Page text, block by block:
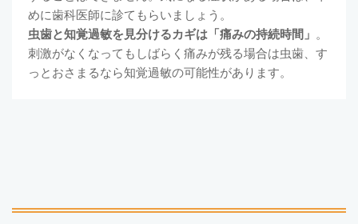
めに歯科医師に診てもらいましょう。
虫歯と知覚過敏を見分けるカギは「痛みの持続時間」
。
刺激がなくなってもしばらく痛みが残る場合は虫歯、す
っとおさまるなら知覚過敏の可能性があります。